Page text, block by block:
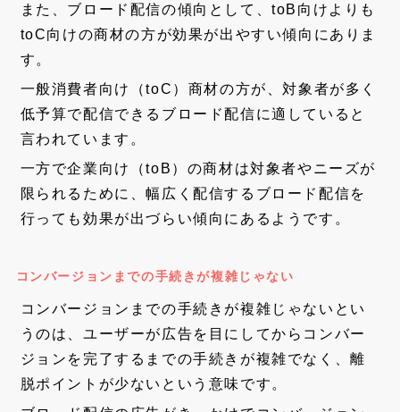
また、ブロード配信の傾向として、toB向けよりも
toC向けの商材の方が効果が出やすい傾向にありま
す。
一般消費者向け（toC）商材の方が、対象者が多く
低予算で配信できるブロード配信に適していると
言われています。
一方で企業向け（toB）の商材は対象者やニーズが
限られるために、幅広く配信するブロード配信を
行っても効果が出づらい傾向にあるようです。
コンバージョンまでの手続きが複雑じゃない
コンバージョンまでの手続きが複雑じゃないとい
うのは、ユーザーが広告を目にしてからコンバー
ジョンを完了するまでの手続きが複雑でなく、離
脱ポイントが少ないという意味です。